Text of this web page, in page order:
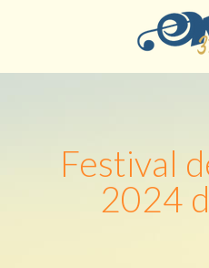
Festival
2024